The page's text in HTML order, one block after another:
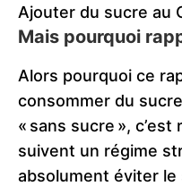
Ajouter du sucre au
Mais pourquoi
Alors pourquoi ce
consommer du
« sans sucre »,
suivent un régime
absolument éviter